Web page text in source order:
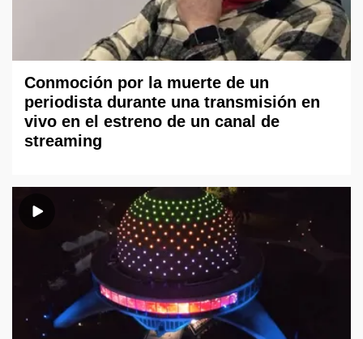
Conmoción por la muerte de un
periodista durante una transmisión en
vivo en el estreno de un canal de
streaming